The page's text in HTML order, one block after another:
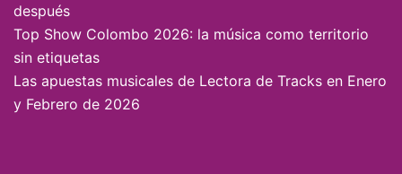
después
Top Show Colombo 2026: la música como territorio
sin etiquetas
Las apuestas musicales de Lectora de Tracks en Enero
y Febrero de 2026